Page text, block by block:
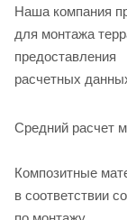
Наша компания
для монтажа
предоставления
расчетных
Средний расчет
Композитные
в соответствии